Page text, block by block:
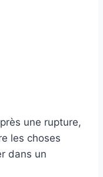
une rupture,
les choses
dans un